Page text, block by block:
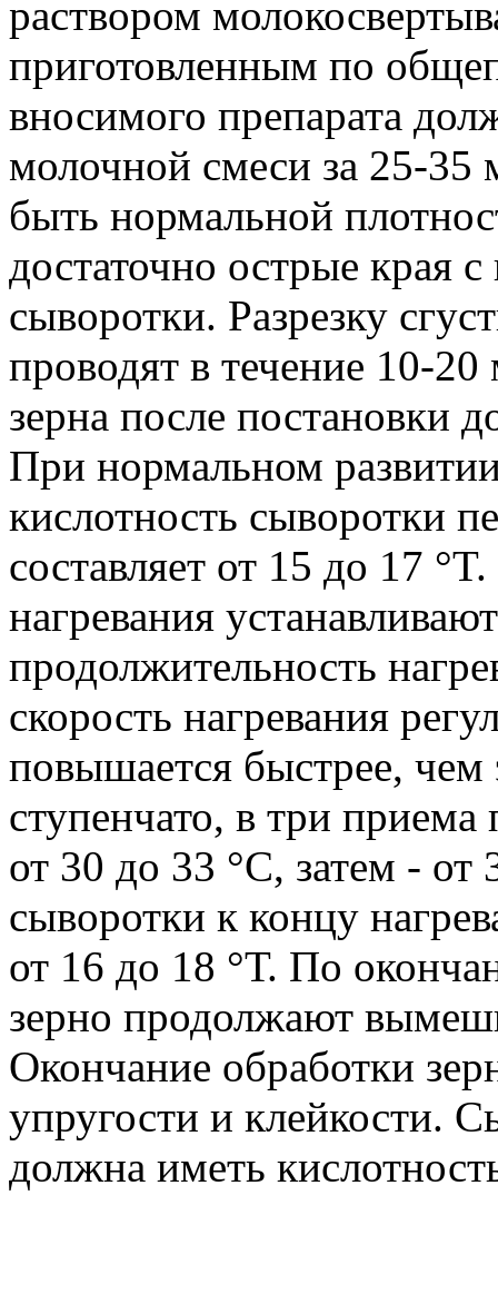
раствором
приготовленным по
вносимого препарата
молочной смеси за 25-35
быть нормальной
достаточно острые края
сыворотки. Разрезку
проводят в течение 10-
зерна после постановки
При нормальном
кислотность сыворотки
составляет от 15 до 17
нагревания
продолжительность
скорость нагревания
повышается быстрее, чем
ступенчато, в три
от 30 до 33 °С, затем - от
сыворотки к концу
от 16 до 18 °Т. По
зерно продолжают
Окончание обработки
упругости и клейкости.
должна иметь